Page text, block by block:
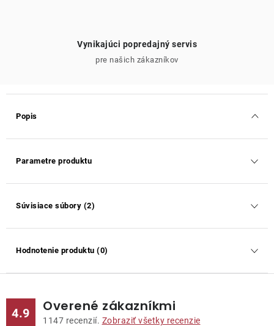
Vynikajúci popredajný servis
pre našich zákazníkov
Popis
Parametre produktu
Súvisiace súbory (2)
Hodnotenie produktu (0)
4.9 Overené zákazníkmi
1147 recenzií. Zobraziť všetky recenzie